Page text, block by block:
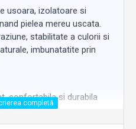
usoara, izolatoare si
pielea mereu uscata.
stabilitate a culorii si
imbunatatite prin
confortabila si durabila
ridicata
gestionarii eficiente a